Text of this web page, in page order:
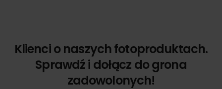
Klienci o naszych fotoproduktach.
Sprawdź i dołącz do grona
zadowolonych!